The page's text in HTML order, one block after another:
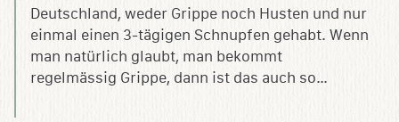
Deutschland, weder Grippe noch Husten und nur
einmal einen 3-tägigen Schnupfen gehabt. Wenn
man natürlich glaubt, man bekommt
regelmässig Grippe, dann ist das auch so…